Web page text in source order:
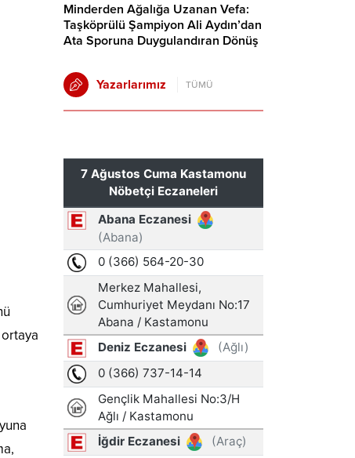
Minderden Ağalığa Uzanan Vefa:
Taşköprülü Şampiyon Ali Aydın’dan
Ata Sporuna Duygulandıran Dönüş
Yazarlarımız TÜMÜ